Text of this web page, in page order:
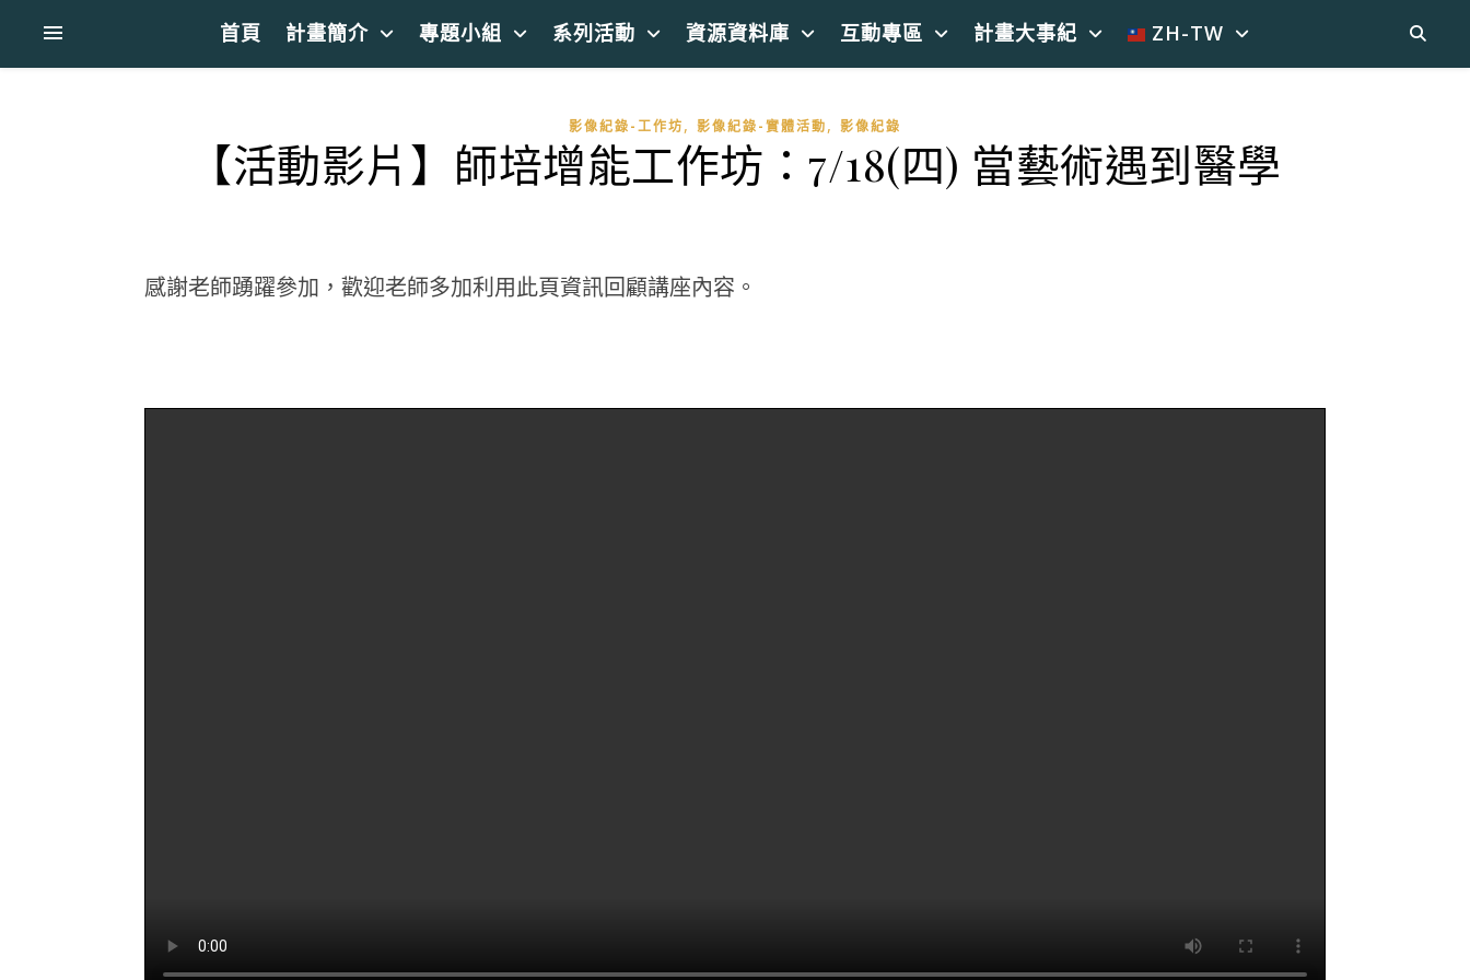
首頁 計畫簡介 專題小組 系列活動 資源資料庫 互動專區 計畫大事紀 ZH-TW
影像紀錄-工作坊, 影像紀錄-實體活動, 影像紀錄
【活動影片】師培增能工作坊：7/18(四) 當藝術遇到醫學
感謝老師踴躍參加，歡迎老師多加利用此頁資訊回顧講座內容。